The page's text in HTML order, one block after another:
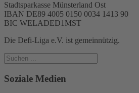
Stadtsparkasse Münsterland Ost
IBAN DE89 4005 0150 0034 1413 90
BIC WELADED1MST
Die Defi-Liga e.V. ist gemeinnützig.
Soziale Medien